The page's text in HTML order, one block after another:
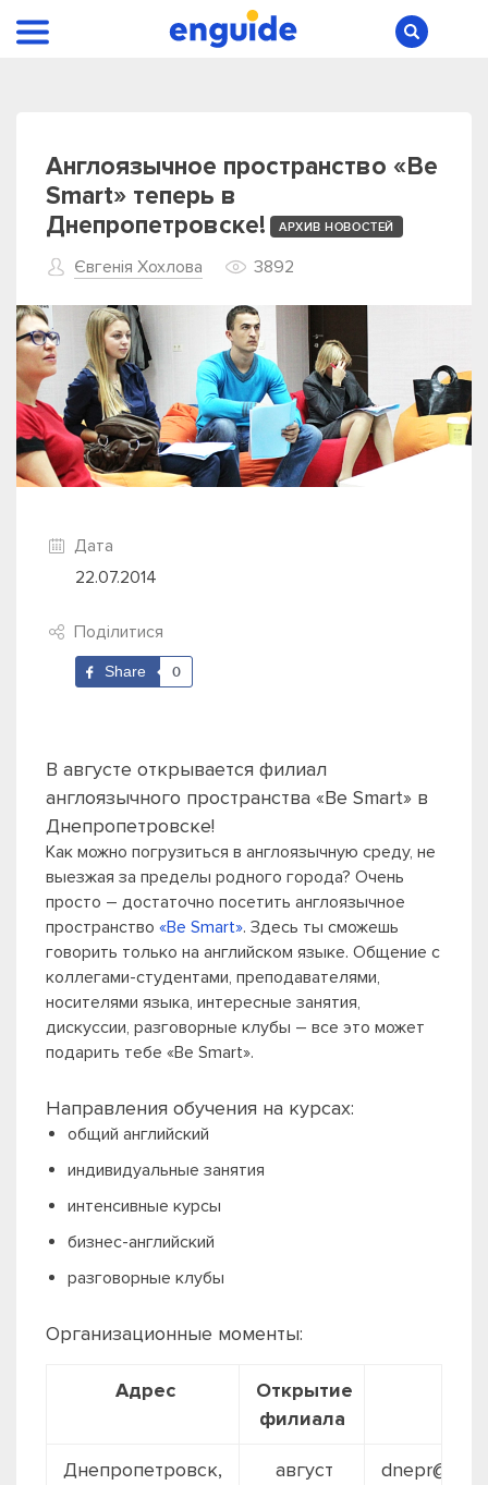
Англоязычное пространство «Be
Smart» теперь в
Днепропетровске!
АРХИВ НОВОСТЕЙ
Євгенія Хохлова 3892
Дата
22.07.2014
Поділитися
Share 0
В августе открывается филиал
англоязычного пространства «Be Smart» в
Днепропетровске!
Как можно погрузиться в англоязычную среду, не
выезжая за пределы родного города? Очень
просто – достаточно посетить англоязычное
пространство «Be Smart». Здесь ты сможешь
говорить только на английском языке. Общение с
коллегами-студентами, преподавателями,
носителями языка, интересные занятия,
дискуссии, разговорные клубы – все это может
подарить тебе «Be Smart».
Направления обучения на курсах:
общий английский
индивидуальные занятия
интенсивные курсы
бизнес-английский
разговорные клубы
Организационные моменты:
Адрес
Открытие
филиала
Днепропетровск,
август